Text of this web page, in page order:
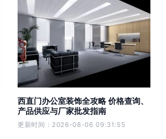
西直门办公室装饰全攻略 价格查询、
产品供应与厂家批发指南
更新时间：2026-08-06 09:31:55